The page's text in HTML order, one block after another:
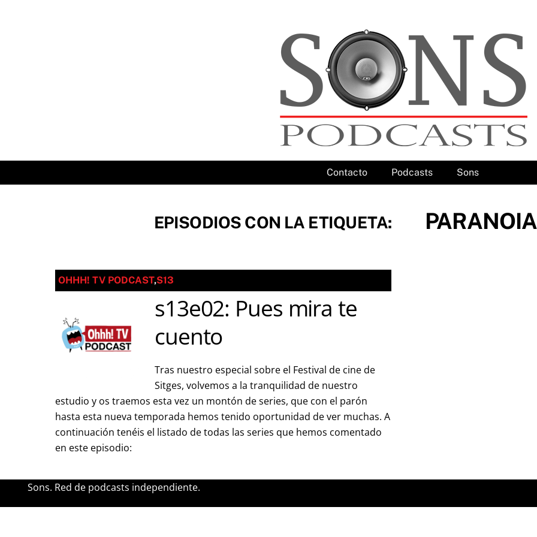
Contacto Podcasts Sons
EPISODIOS CON LA ETIQUETA:
OHHH! TV PODCAST,S13
s13e02: Pues mira te
cuento
Tras nuestro especial sobre el Festival de cine de
Sitges, volvemos a la tranquilidad de nuestro
estudio y os traemos esta vez un montón de series, que con el parón
hasta esta nueva temporada hemos tenido oportunidad de ver muchas. A
continuación tenéis el listado de todas las series que hemos comentado
en este episodio:
Sons. Red de podcasts independiente.